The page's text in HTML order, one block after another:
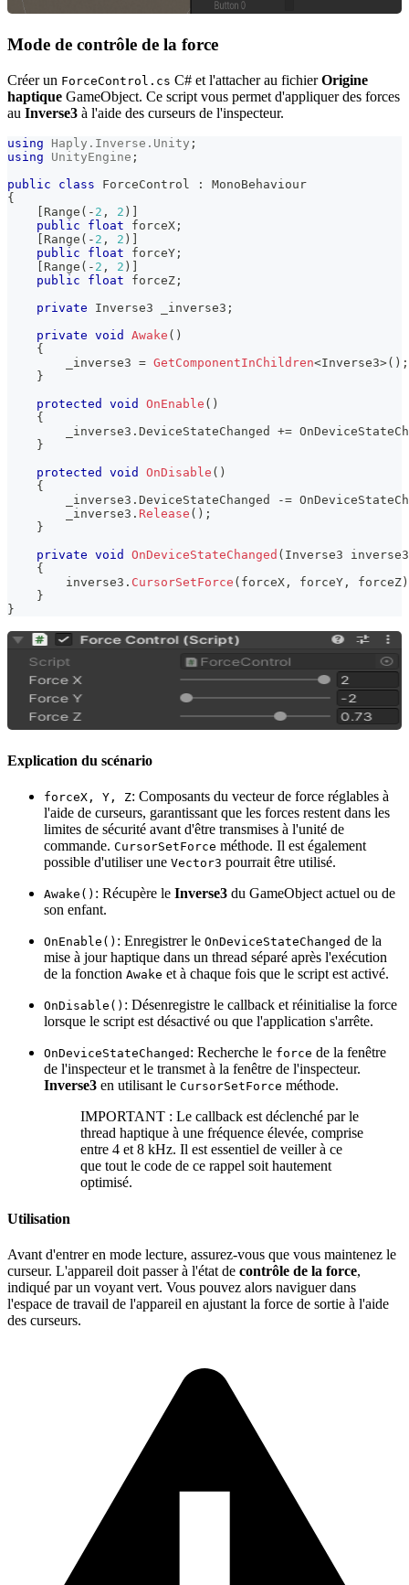
Mode de contrôle de la force
Créer un ForceControl.cs C# et l'attacher au fichierOrigine
haptique GameObject. Ce script vous permet d'appliquer des forces
au Inverse3 à l'aide des curseurs de l'inspecteur.
using Haply . Inverse . Unity ;
using
UnityEngine ;
public
class ForceControl :
MonoBehaviour
{
Range ( - 2 , 2 )
public
float forceX ;
Range ( - 2 , 2 )
public
float forceY ;
Range ( - 2 , 2 )
public
float forceZ ;
private
Inverse3 _inverse3 ;
private void Awake ( )
{
        _inverse3
= GetComponentInChildren<Inverse3>( ) ;
}
protected
void OnEnable ( )
{
        _inverse3
. DeviceStateChanged +=
}
protected
void OnDisable ( )
{
        _inverse3
. DeviceStateChanged -=
        _inverse3
. Release ( ) ;
}
private void OnDeviceStateChanged ( Inverse3 inverse3
{
        inverse3
. CursorSetForce ( forceX , forceY , forceZ )
}
}
Explication du scénario
forceX, Y, Z: Composants du vecteur de force réglables à
l'aide de curseurs, garantissant que les forces restent dans les
limites de sécurité avant d'être transmises à l'unité de
commande. CursorSetForce méthode. Il est également
possible d'utiliser une Vector3 pourrait être utilisé.
Awake() : Récupère le Inverse3 du GameObject actuel ou de
son enfant.
OnEnable() : Enregistrer le OnDeviceStateChanged de la
mise à jour haptique dans un thread séparé après l'exécution
de la fonction Awake et à chaque fois que le script est activé.
OnDisable() : Désenregistre le callback et réinitialise la force
lorsque le script est désactivé ou que l'application s'arrête.
OnDeviceStateChanged : Recherche le force de la fenêtre
de l'inspecteur et le transmet à la fenêtre de l'inspecteur.
Inverse3 en utilisant le CursorSetForce méthode.
IMPORTANT : Le callback est déclenché par le
thread haptique à une fréquence élevée, comprise
entre 4 et 8 kHz. Il est essentiel de veiller à ce
que tout le code de ce rappel soit hautement
optimisé.
Utilisation
Avant d'entrer en mode lecture, assurez-vous que vous maintenez le
curseur. L'appareil doit passer à l'état de contrôle de la force,
indiqué par un voyant vert. Vous pouvez alors naviguer dans
l'espace de travail de l'appareil en ajustant la force de sortie à l'aide
des curseurs.